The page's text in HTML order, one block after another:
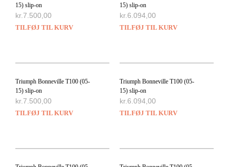
15) slip-on
kr.7.500,00
TILFØJ TIL KURV
15) slip-on
kr.6.094,00
TILFØJ TIL KURV
Triumph Bonneville T100 (05-
15) slip-on
kr.7.500,00
TILFØJ TIL KURV
Triumph Bonneville T100 (05-
15) slip-on
kr.6.094,00
TILFØJ TIL KURV